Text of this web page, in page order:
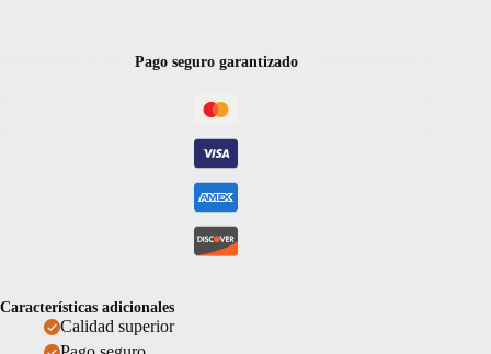
Pago seguro garantizado
Características adicionales
Calidad superior